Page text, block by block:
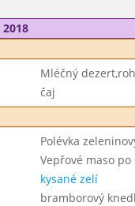
Mléčný
čaj
Polévka
Vepřové maso po
kysané zelí
bramborový